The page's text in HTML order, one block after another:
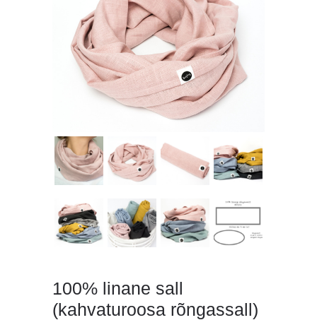
100% linane sall
(kahvaturoosa rõngassall)